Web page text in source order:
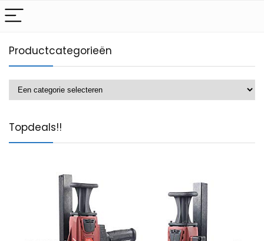
Productcategorieën
Topdeals!!